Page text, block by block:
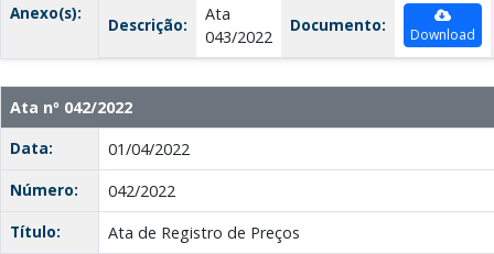
Anexo(s):
Descrição:
Ata
043/2022
Documento: Download
Ata nº 042/2022
Data:
01/04/2022
Número:
042/2022
Título:
Ata de Registro de Preços